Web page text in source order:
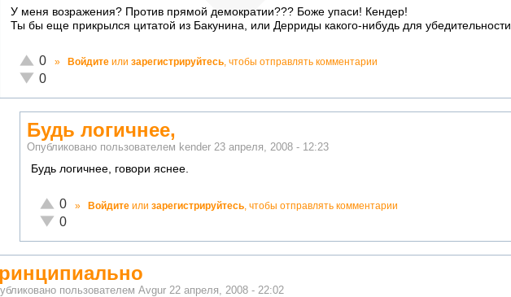
У меня возражения? Против прямой демократии??? Боже упаси! Кендер!
Ты бы еще прикрылся цитатой из Бакунина, или Дерриды какого-нибудь для убедительности
Отлично!
0
Неадекватно!
0
» Войдите или зарегистрируйтесь, чтобы отправлять комментарии
Будь логичнее,
Опубликовано пользователем kender 23 апреля, 2008 - 12:23
Будь логичнее, говори яснее.
Отлично!
0
Неадекватно!
0
» Войдите или зарегистрируйтесь , чтобы отправлять комментарии
пользователем Avgur 22 апреля, 2008 - 22:02